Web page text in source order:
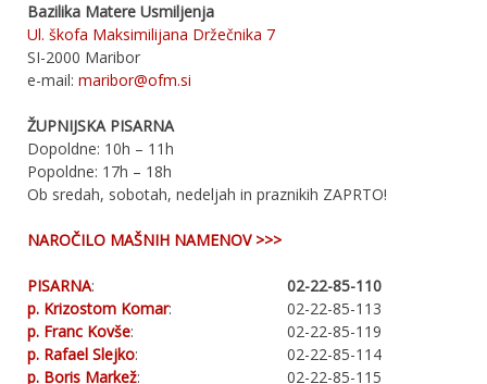
Bazilika Matere Usmiljenja
Ul. škofa Maksimilijana Držečnika 7
SI-2000 Maribor
e-mail: maribor@ofm.si
ŽUPNIJSKA PISARNA
Dopoldne: 10h – 11h
Popoldne: 17h – 18h
Ob sredah, sobotah, nedeljah in praznikih ZAPRTO!
NAROČILO MAŠNIH NAMENOV >>>
PISARNA:
02-22-85-110
p. Krizostom Komar:
02-22-85-113
p. Franc Kovše:
02-22-85-119
p. Rafael Slejko:
02-22-85-114
p. Boris Markež:
02-22-85-115